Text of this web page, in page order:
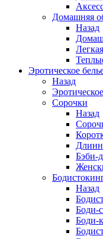
Домашняя
Назад
Эротическое
Назад
Сорочки
Назад
Бэби-
Назад
Боди-
Боди-